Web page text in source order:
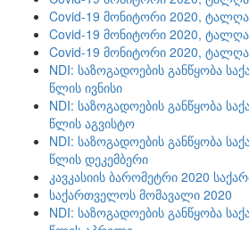
Covid-19 მონიტორი 2020,
Covid-19 მონიტორი 2020,
Covid-19 მონიტორი 2020,
NDI: საზოგადოების განწყობა
წლის ივნისი
NDI: საზოგადოების განწყობა
წლის აგვისტო
NDI: საზოგადოების განწყობა
წლის დეკემბერი
კავკასიის ბარომეტრი 2020
საქართველოს მომავალი 2020
NDI: საზოგადოების განწყობა